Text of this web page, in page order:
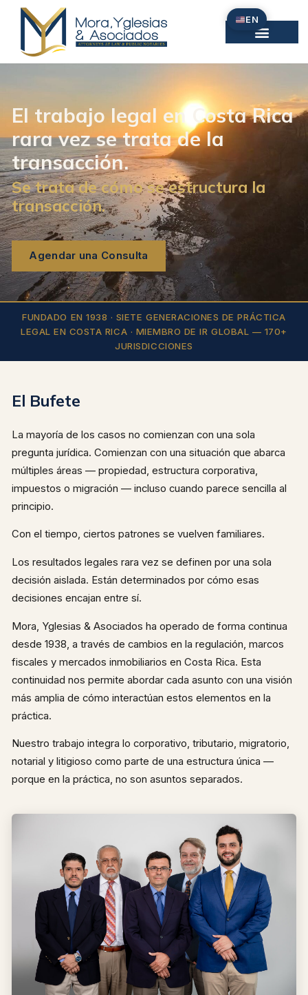
Omitir
El trabajo legal en Costa Rica
rara vez se trata de la
transacción.
Se trata de cómo se estructura la
transacción.
Agendar una Consulta
FUNDADO EN 1938 · SIETE GENERACIONES DE PRÁCTICA
LEGAL EN COSTA RICA · MIEMBRO DE IR GLOBAL — 170+
JURISDICCIONES
El Bufete
La mayoría de los casos no comienzan con una sola
pregunta jurídica. Comienzan con una situación que abarca
múltiples áreas — propiedad, estructura corporativa,
impuestos o migración — incluso cuando parece sencilla al
principio.
Con el tiempo, ciertos patrones se vuelven familiares.
Los resultados legales rara vez se definen por una sola
decisión aislada. Están determinados por cómo esas
decisiones encajan entre sí.
Mora, Yglesias & Asociados ha operado de forma continua
desde 1938, a través de cambios en la regulación, marcos
fiscales y mercados inmobiliarios en Costa Rica. Esta
continuidad nos permite abordar cada asunto con una visión
más amplia de cómo interactúan estos elementos en la
práctica.
Nuestro trabajo integra lo corporativo, tributario, migratorio,
notarial y litigioso como parte de una estructura única —
porque en la práctica, no son asuntos separados.
EN